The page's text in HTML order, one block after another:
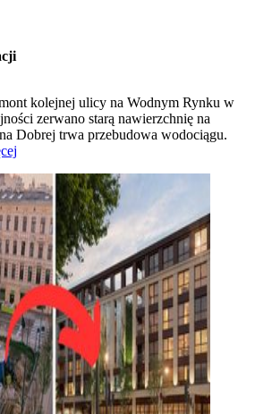
kolejnej ulicy na Wodnym Rynku w
zerwano starą nawierzchnię na
Dobrej trwa przebudowa wodociągu.